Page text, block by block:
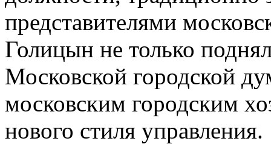
представителями
Голицын не только
Московской городской
московским городским
нового стиля управления.